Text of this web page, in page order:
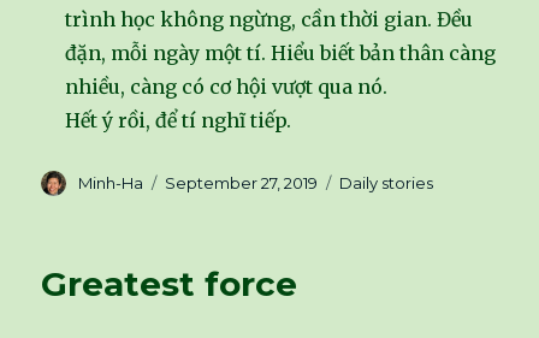
trình học không ngừng, cần thời gian. Đều
đặn, mỗi ngày một tí. Hiểu biết bản thân càng
nhiều, càng có cơ hội vượt qua nó.
Hết ý rồi, để tí nghĩ tiếp.
Author
Minh-Ha
Posted
September 27, 2019 Categories
Daily stories
Greatest force